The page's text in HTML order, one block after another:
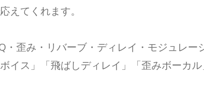
えてくれます。
・歪み・リバーブ・ディレイ・モジュレ
イス」「飛ばしディレイ」「歪みボーカ